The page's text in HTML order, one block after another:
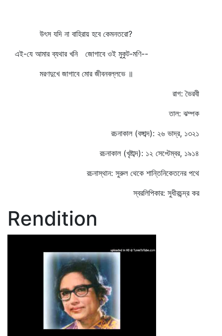
উৎস যদি না বাহিরায় হবে কেমনতরো?
এই-যে আমার ব্যথার খনি জোগাবে ওই মুকুট-মণি--
মরণদুখে জাগাবে মোর জীবনবল্লভে ॥
রাগ: ভৈরবী
তাল: ঝম্পক
রচনাকাল (বঙ্গাব্দ): ২৬ ভাদ্র, ১৩২১
রচনাকাল (খৃষ্টাব্দ): ১২ সেপ্টেম্বর, ১৯১৪
রচনাস্থান: সুরুল থেকে শান্তিনিকেতনের পথে
স্বরলিপিকার: সুধীরচন্দ্র কর
Rendition